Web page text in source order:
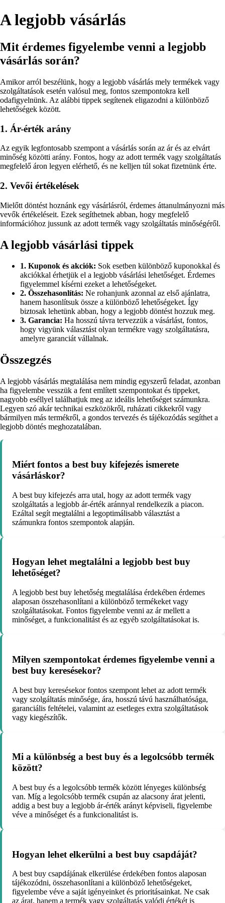
A legjobb vásárlás
Mit érdemes figyelembe venni a legjobb
vásárlás során?
Amikor arról beszélünk, hogy a legjobb vásárlás mely termékek vagy
szolgáltatások esetén valósul meg, fontos szempontokra kell
odafigyelnünk. Az alábbi tippek segítenek eligazodni a különböző
lehetőségek között.
1. Ár-érték arány
Az egyik legfontosabb szempont a vásárlás során az ár és az elvárt
minőség közötti arány. Fontos, hogy az adott termék vagy szolgáltatás
megfelelő áron legyen elérhető, és ne kelljen túl sokat fizetnünk érte.
2. Vevői értékelések
Mielőtt döntést hoznánk egy vásárlásról, érdemes áttanulmányozni más
vevők értékeléseit. Ezek segíthetnek abban, hogy megfelelő
információhoz jussunk az adott termék vagy szolgáltatás minőségéről.
A legjobb vásárlási tippek
1. Kuponok és akciók: Sok esetben különböző kuponokkal és
akciókkal érhetjük el a legjobb vásárlási lehetőséget. Érdemes
figyelemmel kísérni ezeket a lehetőségeket.
2. Összehasonlítás: Ne rohanjunk azonnal az első ajánlatra,
hanem hasonlítsuk össze a különböző lehetőségeket. Így
biztosak lehetünk abban, hogy a legjobb döntést hozzuk meg.
3. Garancia: Ha hosszú távra tervezzük a vásárlást, fontos,
hogy vigyünk választást olyan termékre vagy szolgáltatásra,
amelyre garanciát vállalnak.
Összegzés
A legjobb vásárlás megtalálása nem mindig egyszerű feladat, azonban
ha figyelembe vesszük a fent említett szempontokat és tippeket,
nagyobb eséllyel találhatjuk meg az ideális lehetőséget számunkra.
Legyen szó akár technikai eszközökről, ruházati cikkekről vagy
bármilyen más termékről, a gondos tervezés és tájékozódás segíthet a
legjobb döntés meghozatalában.
Miért fontos a best buy kifejezés ismerete
vásárláskor?
A best buy kifejezés arra utal, hogy az adott termék vagy
szolgáltatás a legjobb ár-érték aránnyal rendelkezik a piacon.
Ezáltal segít megtalálni a legoptimálisabb választást a
számunkra fontos szempontok alapján.
Hogyan lehet megtalálni a legjobb best buy
lehetőséget?
A legjobb best buy lehetőség megtalálása érdekében érdemes
alaposan összehasonlítani a különböző termékeket vagy
szolgáltatásokat. Fontos figyelembe venni az ár mellett a
minőséget, a funkcionalitást és az egyéb szolgáltatásokat is.
Milyen szempontokat érdemes figyelembe venni a
best buy keresésekor?
A best buy keresésekor fontos szempont lehet az adott termék
vagy szolgáltatás minősége, ára, hosszú távú használhatósága,
garanciális feltételei, valamint az esetleges extra szolgáltatások
vagy kiegészítők.
Mi a különbség a best buy és a legolcsóbb termék
között?
A best buy és a legolcsóbb termék között lényeges különbség
van. Míg a legolcsóbb termék csupán az alacsony árat jelenti,
addig a best buy a legjobb ár-érték arányt képviseli, figyelembe
véve a minőséget és a funkcionalitást is.
Hogyan lehet elkerülni a best buy csapdáját?
A best buy csapdájának elkerülése érdekében fontos alaposan
tájékozódni, összehasonlítani a különböző lehetőségeket,
figyelembe véve a saját igényeinket és prioritásainkat. Ne csak
az árat, hanem a termék vagy szolgáltatás valódi értékét is